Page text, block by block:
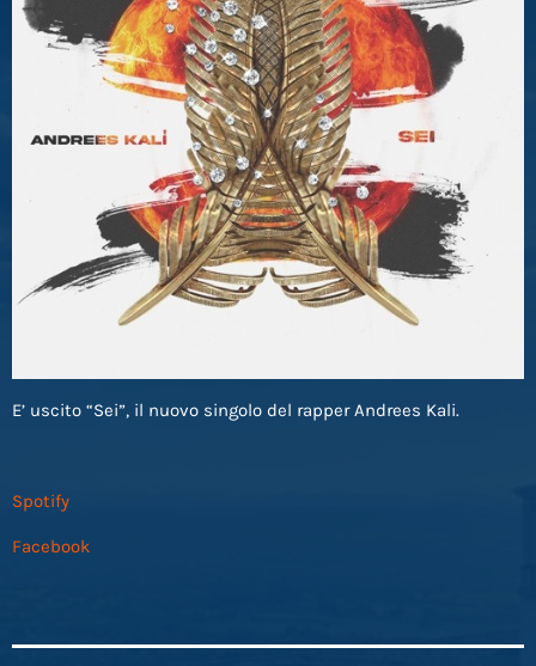
E’ uscito “Sei”, il nuovo singolo del rapper Andrees Kali.
Spotify
Facebook